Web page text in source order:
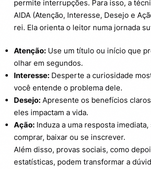
permite interrupções. Para isso, a
AIDA (Atenção, Interesse, Desejo e
rei. Ela orienta o leitor numa jornada
Atenção: Use um título ou início que
olhar em segundos.
Interesse: Desperte a curiosidade
você entende o problema dele.
Desejo: Apresente os benefícios
eles impactam a vida.
Ação: Induza a uma resposta imediata,
comprar, baixar ou se inscrever.
Além disso, provas sociais, como
estatísticas, podem transformar a